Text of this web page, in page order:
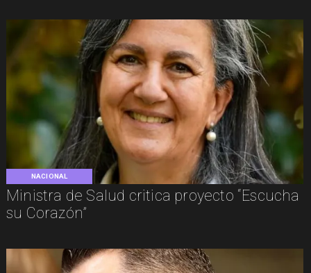
NACIONAL
Ministra de Salud critica proyecto “Escucha
su Corazón”